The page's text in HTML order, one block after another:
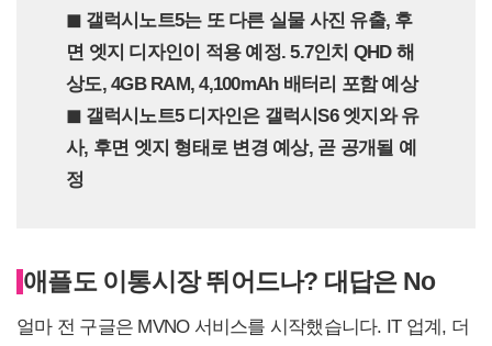
◼︎ 갤럭시노트5는 또 다른 실물 사진 유출, 후
면 엣지 디자인이 적용 예정. 5.7인치 QHD 해
상도, 4GB RAM, 4,100mAh 배터리 포함 예상
◼︎ 갤럭시노트5 디자인은 갤럭시S6 엣지와 유
사, 후면 엣지 형태로 변경 예상, 곧 공개될 예
정
애플도 이통시장 뛰어드나? 대답은 No
얼마 전 구글은 MVNO 서비스를 시작했습니다. IT 업계, 더